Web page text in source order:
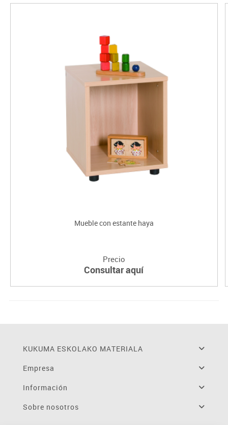
Mueble con estante haya
Precio
Consultar aquí
KUKUMA ESKOLAKO MATERIALA
Empresa
Información
Sobre nosotros